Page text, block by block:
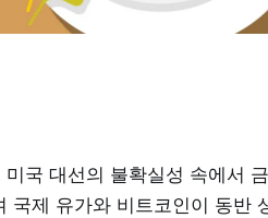
미국 대선의 불확실성 속에서
국제 유가와 비트코인이 동반